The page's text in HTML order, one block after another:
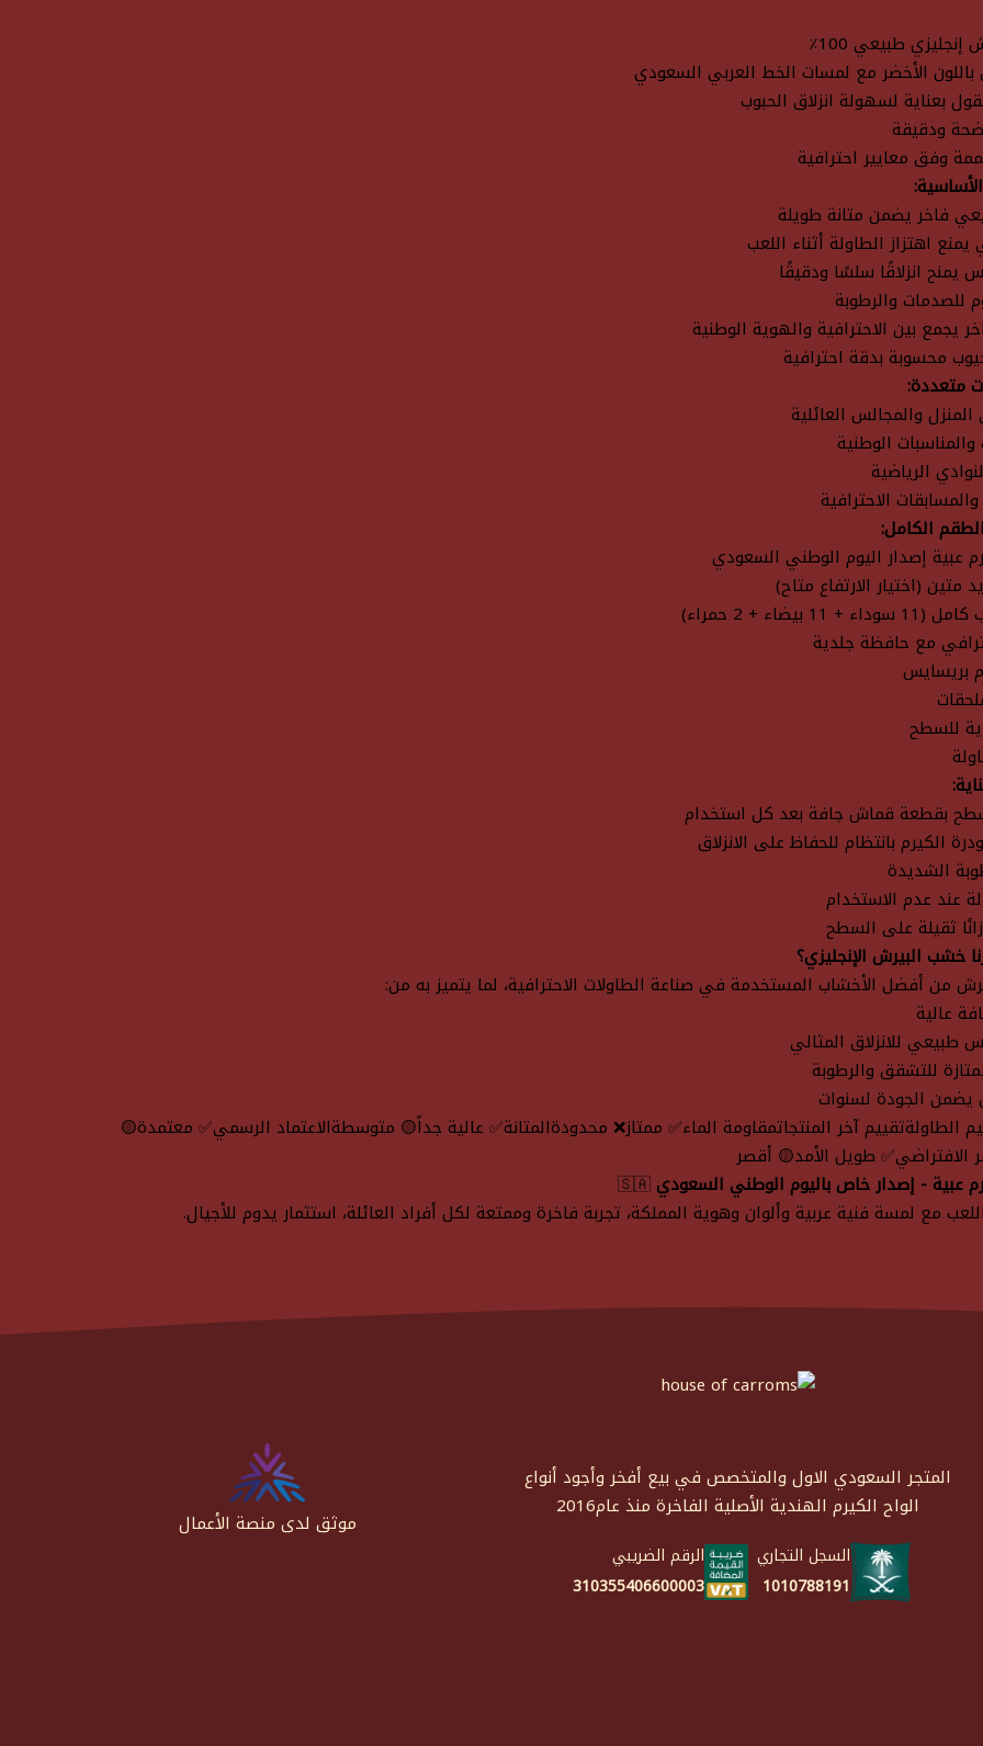
طبيعي 100٪
باللون الأخضر مع لمسات الخط العربي السعودي
بعناية لسهولة انزلاق الحبوب
ودقيقة
وفق معايير احترافية
فاخر يضمن متانة طويلة
اهتزاز الطاولة أثناء اللعب
انزلاقًا سلسًا ودقيقًا
للصدمات والرطوبة
يجمع بين الاحترافية والهوية الوطنية
محسوبة بدقة احترافية
متعددة:
والمجالس العائلية
والمناسبات الوطنية
الرياضية
والمسابقات الاحترافية
الكامل:
عبية إصدار اليوم الوطني السعودي
متين (اختيار الارتفاع متاح)
11 بيضاء + 2 حمراء)
مع حافظة جلدية
بريسايس
للسطح
بقطعة قماش جافة بعد كل استخدام
الكيرم بانتظام للحفاظ على الانزلاق
الشديدة
عند عدم الاستخدام
ثقيلة على السطح
خشب البيرش الإنجليزي؟
من أفضل الأخشاب المستخدمة في صناعة الطاولات الاحترافية، لما يتميز به من:
عالية
للانزلاق المثالي
للتشقق والرطوبة
يضمن الجودة لسنوات
الطاولةتقييم آخر المنتجاتمقاومة الماء✅ ممتاز❌ محدودةالمتانة✅ عالية جداً🟡 متوسطةالاعتماد الرسمي✅ معتمدة🟡
الافتراضي✅ طويل الأمد🟡 أقصر
عبية - إصدار خاص باليوم الوطني السعودي
مع لمسة فنية عربية وألوان وهوية المملكة، تجربة فاخرة وممتعة لكل أفراد العائلة، استثمار يدوم للأجيال.
المتجر السعودي الاول والمتخصص في بيع أفخر وأجود أنواع
الواح الكيرم الهندية الأصلية الفاخرة منذ عام2016
السجل التجاري
1010788191
الرقم الضريبي
310355406600003
موثق لدى منصة الأعمال